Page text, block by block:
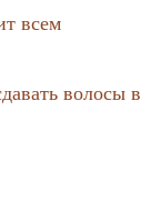
всем
волосы в